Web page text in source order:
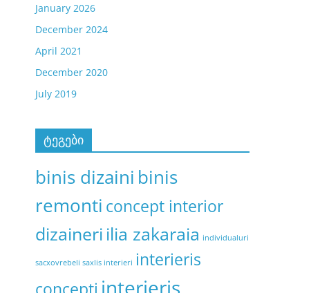
January 2026
December 2024
April 2021
December 2020
July 2019
ტეგები
binis dizaini binis
remonti concept interior
dizaineri ilia zakaraia individualuri
sacxovrebeli saxlis interieri interieris
interieris